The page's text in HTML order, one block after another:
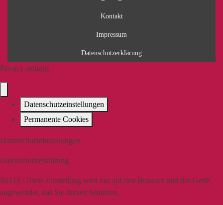
Kontakt
Impressum
Datenschutzerklärung
Privacy settings
Datenschutzeinstellungen
Permanente Cookies
Datenschutzeinstellungen
Datenschutzerklärung
NOTE: Diese Einstellung wird nur auf den Browser und das Gerät
angewendet, das Sie derzeit benutzen.